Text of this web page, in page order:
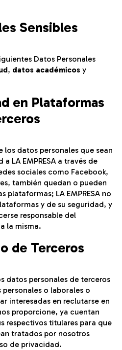
Sensibles
Datos Personales
, datos académicos y
en Plataformas
los datos personales que sean
LA EMPRESA a través de
sociales como Facebook,
también quedan o pueden
plataformas; LA EMPRESA no
y de su seguridad, y
responsable del
la misma.
de Terceros
datos personales de terceros
o laborales o
interesadas en reclutarse en
proporcione, ya cuentan
respectivos titulares para que
tratados por nosotros
de privacidad.